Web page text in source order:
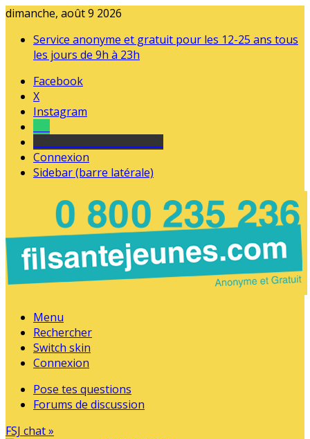
dimanche, août 9 2026
Service anonyme et gratuit pour les 12-25 ans tous
les jours de 9h à 23h
Facebook
X
Instagram
Connexion
Sidebar (barre latérale)
Menu
Rechercher
Switch skin
Connexion
Pose tes questions
Forums de discussion
FSJ chat »